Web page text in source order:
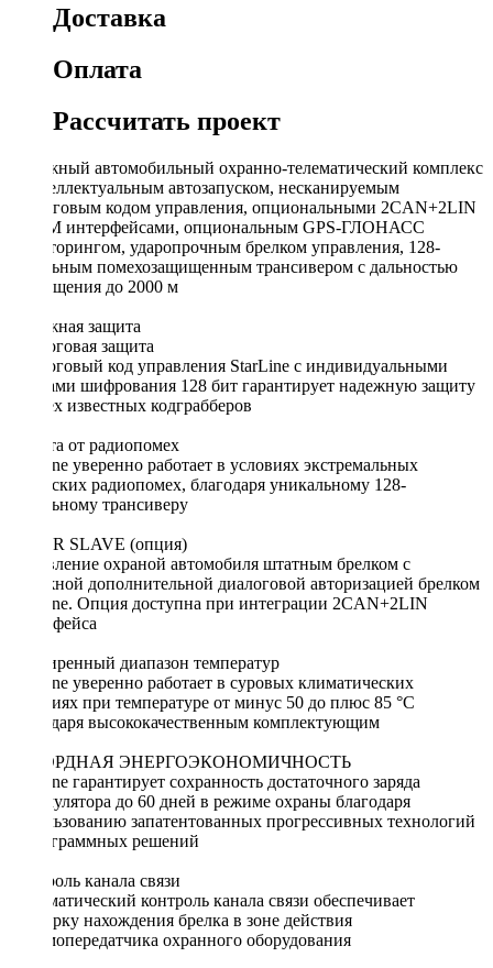
Доставка
Оплата
Рассчитать проект
Надежный автомобильный охранно-телематический комплекс
с интеллектуальным автозапуском, несканируемым
диалоговым кодом управления, опциональными 2CAN+2LIN
и GSM интерфейсами, опциональным GPS-ГЛОНАСС
мониторингом, ударопрочным брелком управления, 128-
канальным помехозащищенным трансивером с дальностью
оповещения до 2000 м
Надежная защита
Диалоговая защита
Диалоговый код управления StarLine c индивидуальными
ключами шифрования 128 бит гарантирует надежную защиту
от всех известных кодграбберов
Защита от радиопомех
StarLine уверенно работает в условиях экстремальных
городских радиопомех, благодаря уникальному 128-
канальному трансиверу
SUPER SLAVE (опция)
Управление охраной автомобиля штатным брелком с
надежной дополнительной диалоговой авторизацией брелком
StarLine. Опция доступна при интеграции 2CAN+2LIN
интерфейса
Расширенный диапазон температур
StarLine уверенно работает в суровых климатических
условиях при температуре от минус 50 до плюс 85 °С
благодаря высококачественным комплектующим
РЕКОРДНАЯ ЭНЕРГОЭКОНОМИЧНОСТЬ
StarLine гарантирует сохранность достаточного заряда
аккумулятора до 60 дней в режиме охраны благодаря
использованию запатентованных прогрессивных технологий
и программных решений
Контроль канала связи
Автоматический контроль канала связи обеспечивает
проверку нахождения брелка в зоне действия
приемопередатчика охранного оборудования